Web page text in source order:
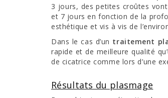
3 jours, des petites croûtes
et 7 jours en fonction de la
esthétique et vis à vis de
Dans le cas d’un traitement
rapide et de meilleure qualité
de cicatrice comme lors d’une
Résultats du plasmage